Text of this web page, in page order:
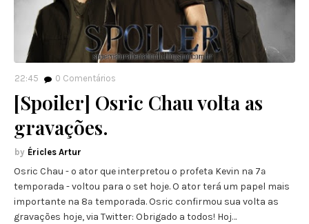
22:45 0 Comentários
[Spoiler] Osric Chau volta as
gravações.
Éricles Artur
Osric Chau - o ator que interpretou o profeta Kevin na 7ª
temporada - voltou para o set hoje. O ator terá um papel mais
importante na 8ª temporada. Osric confirmou sua volta as
gravações hoje, via Twitter: Obrigado a todos! Hoj…